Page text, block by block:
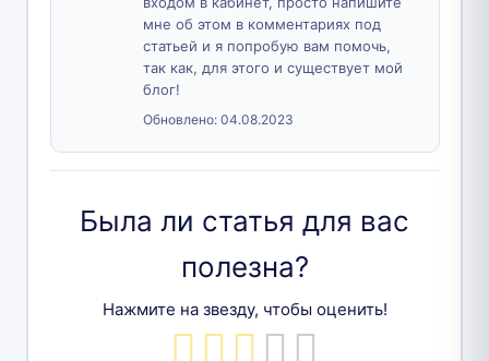
мне об этом в комментариях под
статьей и я попробую вам помочь,
так как, для этого и существует мой
блог!
Обновлено: 04.08.2023
Была ли статья для вас
полезна?
Нажмите на звезду, чтобы оценить!